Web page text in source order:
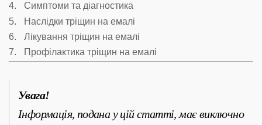
Симптоми та діагностика
Наслідки тріщин на емалі
Лікування тріщин на емалі
Профілактика тріщин на емалі
Увага!
Інформація, подана у цій статті, має виключно